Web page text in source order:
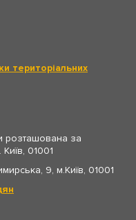
територіальних
розташована за
01001
9, м.Київ, 01001